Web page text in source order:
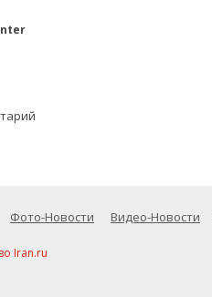
Фото-Новости Видео-Новости
Iran.ru